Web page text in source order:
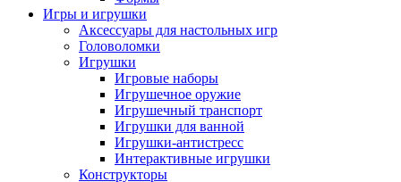
Игры и игрушки
Аксессуары для настольных игр
Головоломки
Игрушки
Игровые наборы
Игрушечное оружие
Игрушечный транспорт
Игрушки для ванной
Игрушки-антистресс
Интерактивные игрушки
Конструкторы